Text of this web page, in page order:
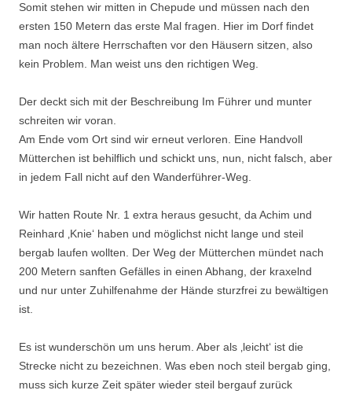
Somit stehen wir mitten in Chepude und müssen nach den
ersten 150 Metern das erste Mal fragen. Hier im Dorf findet
man noch ältere Herrschaften vor den Häusern sitzen, also
kein Problem. Man weist uns den richtigen Weg.
Der deckt sich mit der Beschreibung Im Führer und munter
schreiten wir voran.
Am Ende vom Ort sind wir erneut verloren. Eine Handvoll
Mütterchen ist behilflich und schickt uns, nun, nicht falsch, aber
in jedem Fall nicht auf den Wanderführer-Weg.
Wir hatten Route Nr. 1 extra heraus gesucht, da Achim und
Reinhard ‚Knie‘ haben und möglichst nicht lange und steil
bergab laufen wollten. Der Weg der Mütterchen mündet nach
200 Metern sanften Gefälles in einen Abhang, der kraxelnd
und nur unter Zuhilfenahme der Hände sturzfrei zu bewältigen
ist.
Es ist wunderschön um uns herum. Aber als ‚leicht‘ ist die
Strecke nicht zu bezeichnen. Was eben noch steil bergab ging,
muss sich kurze Zeit später wieder steil bergauf zurück